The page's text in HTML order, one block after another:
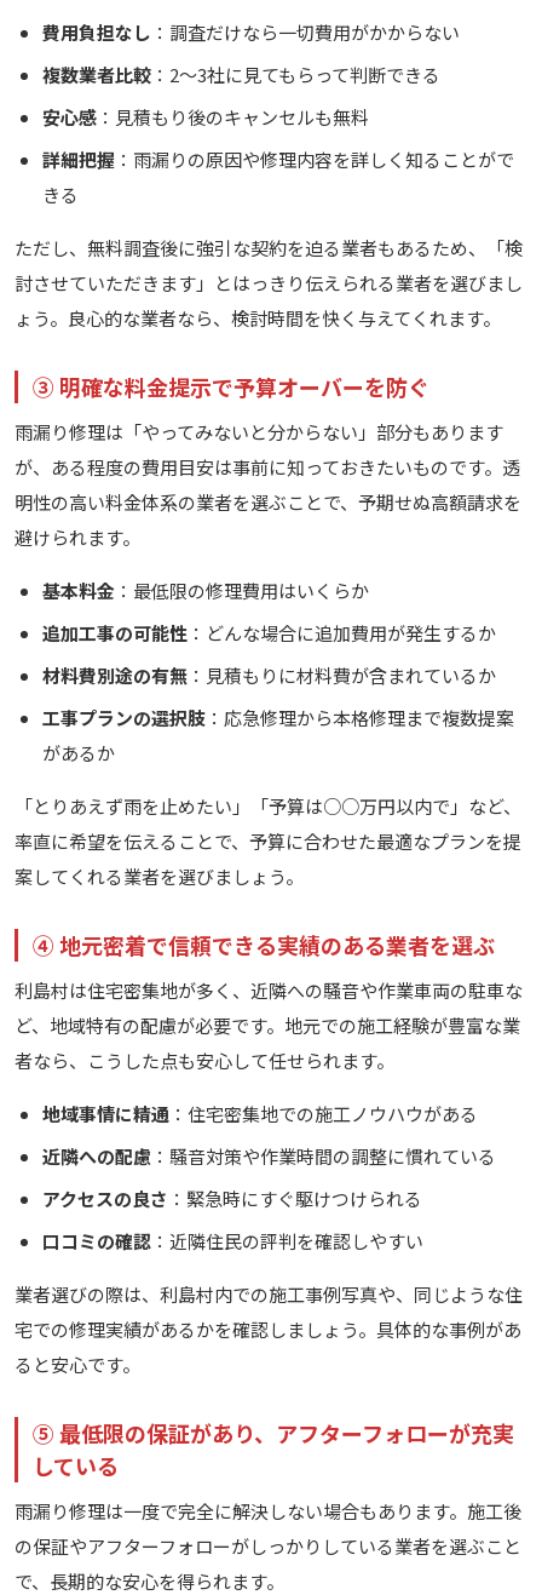
費用負担なし ：調査だけなら一切費用がかからない
複数業者比較：2〜3社に見てもらって判断できる
安心感：見積もり後のキャンセルも無料
詳細把握：雨漏りの原因や修理内容を詳しく知ることがで
きる
ただし、無料調査後に強引な契約を迫る業者もあるため、「検
討させていただきます」とはっきり伝えられる業者を選びまし
ょう。良心的な業者なら、検討時間を快く与えてくれます。
③ 明確な料金提示で予算オーバーを防ぐ
雨漏り修理は「やってみないと分からない」部分もあります
が、ある程度の費用目安は事前に知っておきたいものです。透
明性の高い料金体系の業者を選ぶことで、予期せぬ高額請求を
避けられます。
基本料金 ：最低限の修理費用はいくらか
追加工事の可能性 ：どんな場合に追加費用が発生するか
材料費別途の有無：見積もりに材料費が含まれているか
工事プランの選択肢：応急修理から本格修理まで複数提案
があるか
「とりあえず雨を止めたい」「予算は○○万円以内で」など、
率直に希望を伝えることで、予算に合わせた最適なプランを提
案してくれる業者を選びましょう。
④ 地元密着で信頼できる実績のある業者を選ぶ
利島村は住宅密集地が多く、近隣への騒音や作業車両の駐車な
ど、地域特有の配慮が必要です。地元での施工経験が豊富な業
者なら、こうした点も安心して任せられます。
地域事情に精通 ：住宅密集地での施工ノウハウがある
近隣への配慮 ：騒音対策や作業時間の調整に慣れている
アクセスの良さ ：緊急時にすぐ駆けつけられる
口コミの確認：近隣住民の評判を確認しやすい
業者選びの際は、利島村内での施工事例写真や、同じような住
宅での修理実績があるかを確認しましょう。具体的な事例があ
ると安心です。
⑤ 最低限の保証があり、アフターフォローが充実
している
雨漏り修理は一度で完全に解決しない場合もあります。施工後
の保証やアフターフォローがしっかりしている業者を選ぶこと
で、長期的な安心を得られます。